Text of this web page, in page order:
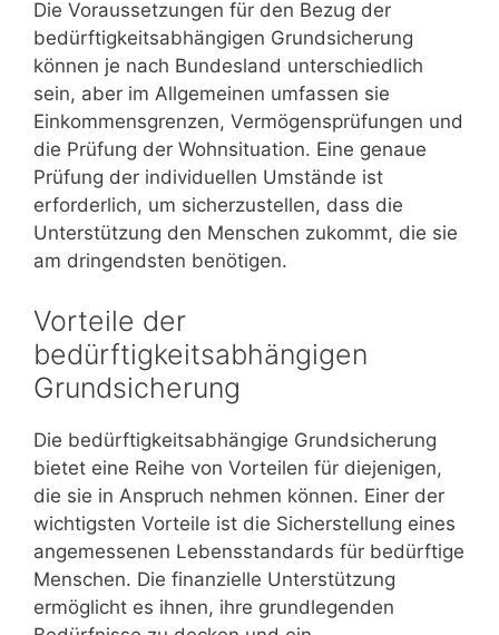
Die Voraussetzungen für den Bezug der
bedürftigkeitsabhängigen Grundsicherung
können je nach Bundesland unterschiedlich
sein, aber im Allgemeinen umfassen sie
Einkommensgrenzen, Vermögensprüfungen und
die Prüfung der Wohnsituation. Eine genaue
Prüfung der individuellen Umstände ist
erforderlich, um sicherzustellen, dass die
Unterstützung den Menschen zukommt, die sie
am dringendsten benötigen.
Vorteile der
bedürftigkeitsabhängigen
Grundsicherung
Die bedürftigkeitsabhängige Grundsicherung
bietet eine Reihe von Vorteilen für diejenigen,
die sie in Anspruch nehmen können. Einer der
wichtigsten Vorteile ist die Sicherstellung eines
angemessenen Lebensstandards für bedürftige
Menschen. Die finanzielle Unterstützung
ermöglicht es ihnen, ihre grundlegenden